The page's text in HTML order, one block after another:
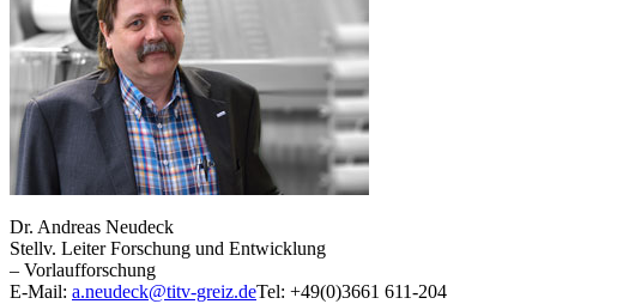
Dr. Andreas Neudeck
Stellv. Leiter Forschung und Entwicklung
– Vorlaufforschung
E-Mail: a.neudeck@titv-greiz.deTel: +49(0)3661 611-204